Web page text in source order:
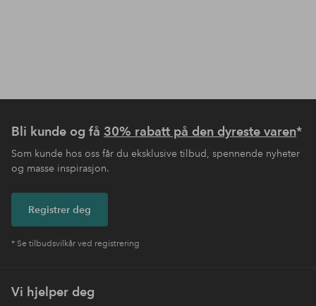
Bli kunde og få 30% rabatt på den dyreste varen*
Som kunde hos oss får du eksklusive tilbud, spennende nyheter
og masse inspirasjon.
Registrer deg
* Se tilbudsvilkår ved registrering
Vi hjelper deg